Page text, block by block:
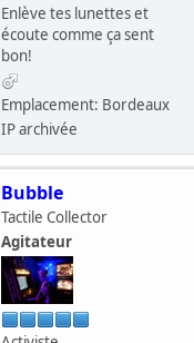
Enlève tes lunettes et
écoute comme ça sent
bon!
Emplacement: Bordeaux
IP archivée
Bubble
Tactile Collector
Agitateur